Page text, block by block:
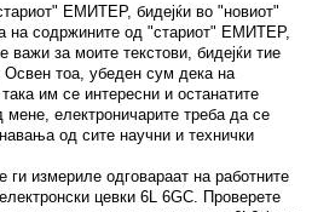
ЕМИТЕР, бидејќи во "новиот"
на содржините од "стариот" ЕМИТЕР,
важи за моите текстови, бидејќи тие
Освен тоа, убеден сум дека на
им се интересни и останатите
електроничарите треба да се
од сите научни и технички
ги измериле одговараат на работните
цевки 6L 6GC. Проверете